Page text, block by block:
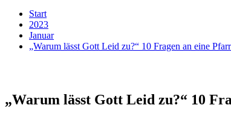
Start
2023
Januar
„Warum lässt Gott Leid zu?“ 10 Fragen an eine
„Warum lässt Gott Leid zu?“ 10